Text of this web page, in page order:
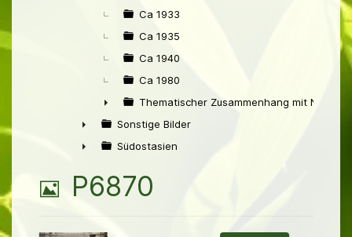
Ca 1933
Ca 1935
Ca 1940
Ca 1980
►
Thematischer Zusammenhang mit Niederl
►
Sonstige Bilder
Südostasien
B
P6870